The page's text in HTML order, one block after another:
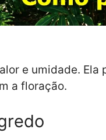
e umidade.
a floração.